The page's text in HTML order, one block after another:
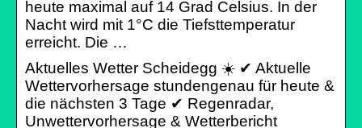
heute maximal auf 14 Grad Celsius. In der
Nacht wird mit 1°C die Tiefsttemperatur
erreicht. Die …
Aktuelles Wetter Scheidegg ☀️ ✔ Aktuelle
Wettervorhersage stundengenau für heute &
die nächsten 3 Tage ✔ Regenradar,
Unwettervorhersage & Wetterbericht